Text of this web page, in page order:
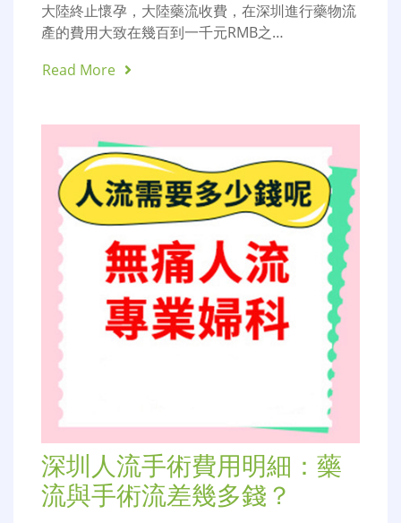
大陸終止懷孕，大陸藥流收費，在深圳進行藥物流
產的費用大致在幾百到一千元RMB之…
Read More
深圳人流手術費用明細：藥
流與手術流差幾多錢？